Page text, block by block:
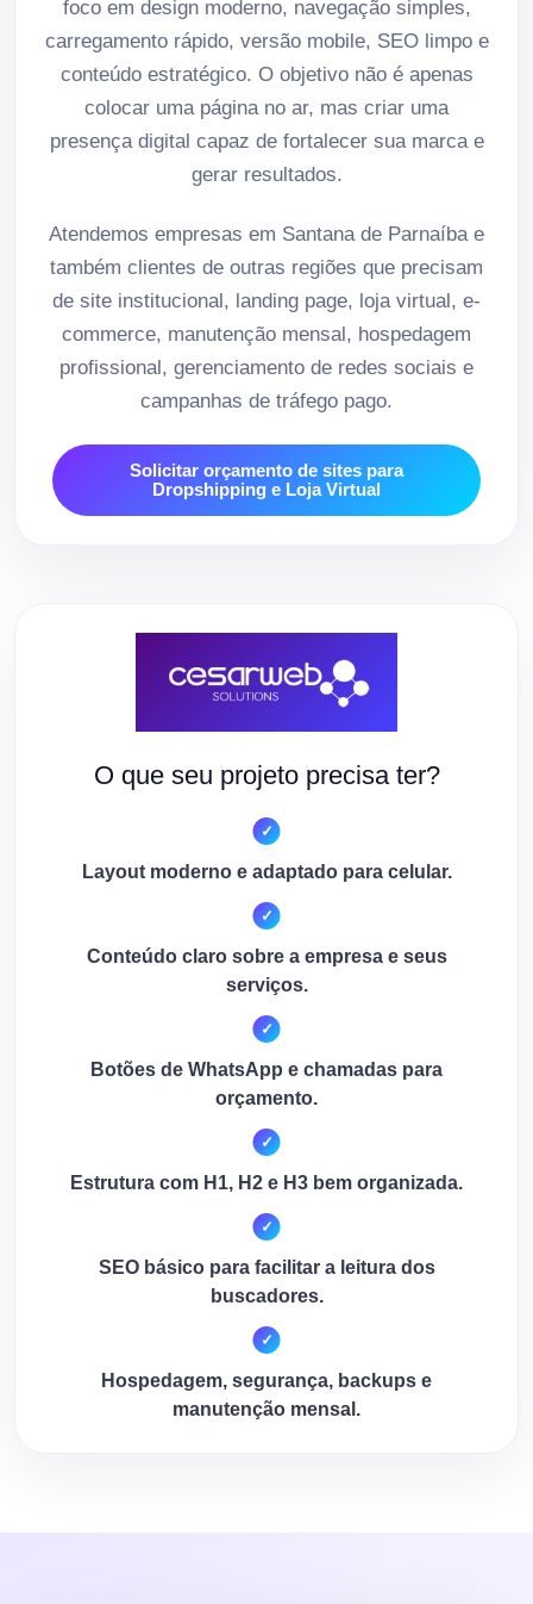
foco em design moderno, navegação simples,
carregamento rápido, versão mobile, SEO limpo e
conteúdo estratégico. O objetivo não é apenas
colocar uma página no ar, mas criar uma
presença digital capaz de fortalecer sua marca e
gerar resultados.
Atendemos empresas em Santana de Parnaíba e
também clientes de outras regiões que precisam
de site institucional, landing page, loja virtual, e-
commerce, manutenção mensal, hospedagem
profissional, gerenciamento de redes sociais e
campanhas de tráfego pago.
Solicitar orçamento de sites para
Dropshipping e Loja Virtual
O que seu projeto precisa ter?
Layout moderno e adaptado para celular.
Conteúdo claro sobre a empresa e seus
serviços.
Botões de WhatsApp e chamadas para
orçamento.
Estrutura com H1, H2 e H3 bem organizada.
SEO básico para facilitar a leitura dos
buscadores.
Hospedagem, segurança, backups e
manutenção mensal.